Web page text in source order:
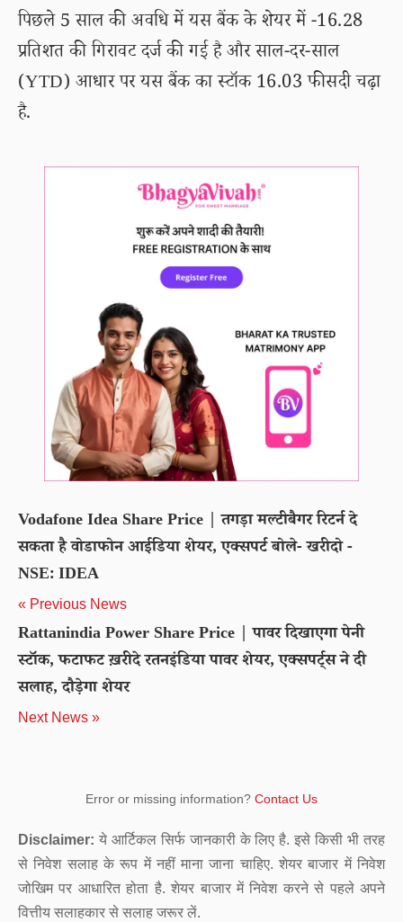
पिछले 5 साल की अवधि में यस बैंक के शेयर में -16.28
प्रतिशत की गिरावट दर्ज की गई है और साल-दर-साल
(YTD) आधार पर यस बैंक का स्टॉक 16.03 फीसदी चढ़ा
है.
Vodafone Idea Share Price | तगड़ा मल्टीबैगर रिटर्न दे
सकता है वोडाफोन आईडिया शेयर, एक्सपर्ट बोले- खरीदो -
NSE: IDEA
« Previous News
Rattanindia Power Share Price | पावर दिखाएगा पेनी
स्टॉक, फटाफट ख़रीदे रतनइंडिया पावर शेयर, एक्सपर्ट्स ने दी
सलाह, दौड़ेगा शेयर
Next News »
Error or missing information? Contact Us
Disclaimer: ये आर्टिकल सिर्फ जानकारी के लिए है. इसे किसी भी तरह
से निवेश सलाह के रूप में नहीं माना जाना चाहिए. शेयर बाजार में निवेश
जोखिम पर आधारित होता है. शेयर बाजार में निवेश करने से पहले अपने
वित्तीय सलाहकार से सलाह जरूर लें.